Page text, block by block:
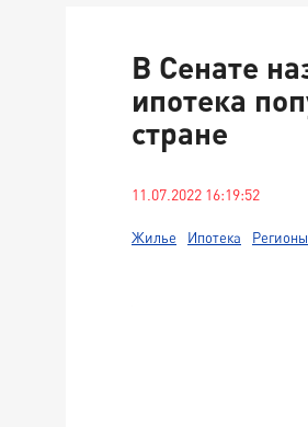
В Сенате
ипотека
стране
11.07.2022 16:19:52
Жилье Ипотека Регионы